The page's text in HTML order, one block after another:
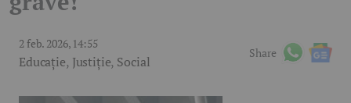
2 feb. 2026, 14:55
Educație, Justiție, Social
Share